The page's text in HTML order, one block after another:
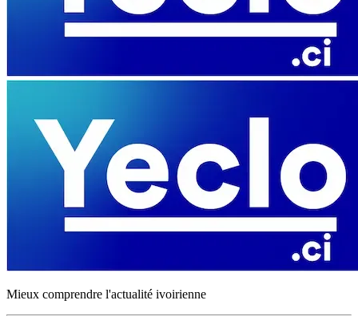
Mieux comprendre l'actualité ivoirienne